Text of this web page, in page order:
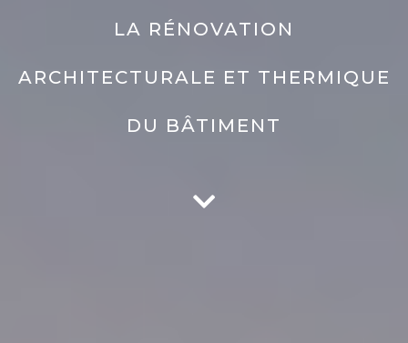
LA RÉNOVATION
ARCHITECTURALE ET THERMIQUE
DU BÂTIMENT